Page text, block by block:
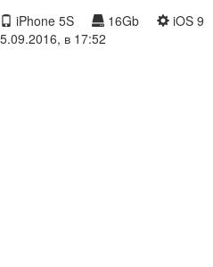
iPhone 5S
16Gb iOS 9
5.09.2016, в 17:52